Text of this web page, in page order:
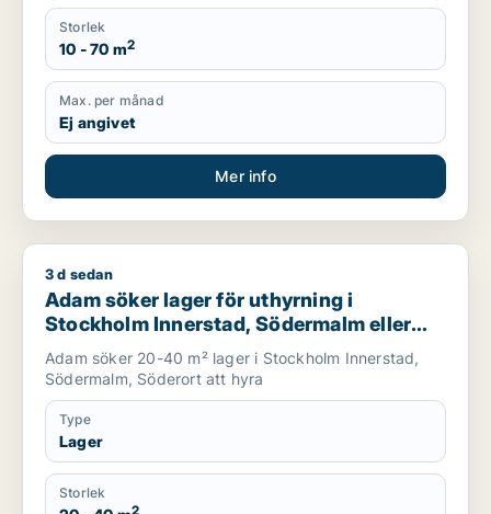
Storlek
10 - 70 m2
Max. per månad
Ej angivet
Mer info
Adam söker lager för uthyrning i Stockholm Innerstad,
3 d sedan
Adam söker lager för uthyrning i
Stockholm Innerstad, Södermalm eller
Söderort
Adam söker 20-40 m² lager i Stockholm Innerstad,
Södermalm, Söderort att hyra
Type
Lager
Storlek
2